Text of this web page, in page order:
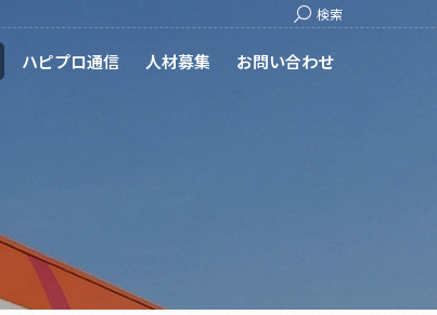
Search:
検索
ハピプロ通信 人材募集 お問い合わせ